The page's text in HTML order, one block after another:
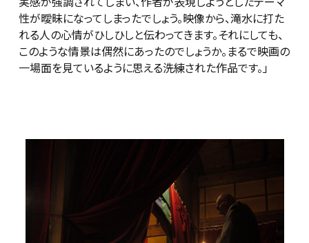
性が曖昧になってしまったでしょう。映像から、滝水に打た
れる人の心情がひしひしと伝わってきます。それにしても、
このような情景は偶然にあったのでしょうか。まるで映画の
一場面を見ているように思える洗練された作品です。」